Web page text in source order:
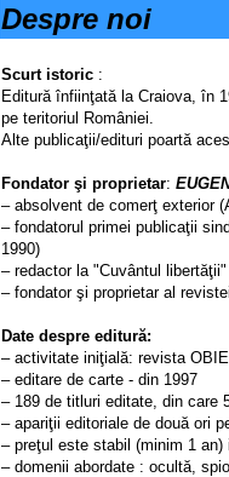
Despre noi
Scurt istoric :
Editură înfiinţată la Craiova, în
pe teritoriul României.
Alte publicaţii/edituri poartă
Fondator şi proprietar:
– absolvent de comerţ exterior
– fondatorul primei publicaţii
1990)
– redactor la "Cuvântul
– fondator şi proprietar al
Date despre editură:
– activitate iniţială: revista
– editare de carte - din 1997
– 189 de titluri editate, din care
– apariţii editoriale de două ori
– preţul este stabil (minim 1
– domenii abordate : ocultă,